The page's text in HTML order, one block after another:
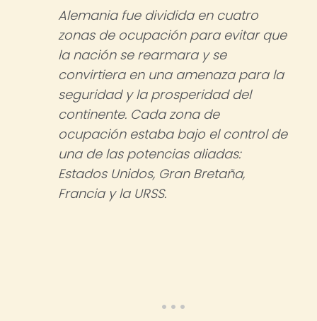
Alemania fue dividida en cuatro
zonas de ocupación para evitar que
la nación se rearmara y se
convirtiera en una amenaza para la
seguridad y la prosperidad del
continente. Cada zona de
ocupación estaba bajo el control de
una de las potencias aliadas:
Estados Unidos, Gran Bretaña,
Francia y la URSS.